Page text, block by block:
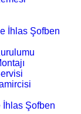
İhlas Şofben
İhlas Şofben